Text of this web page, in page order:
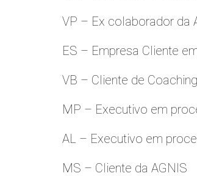
VP – Ex colaborador da
ES – Empresa Cliente
VB – Cliente de Coaching
MP – Executivo em
AL – Executivo em
MS – Cliente da AGNIS